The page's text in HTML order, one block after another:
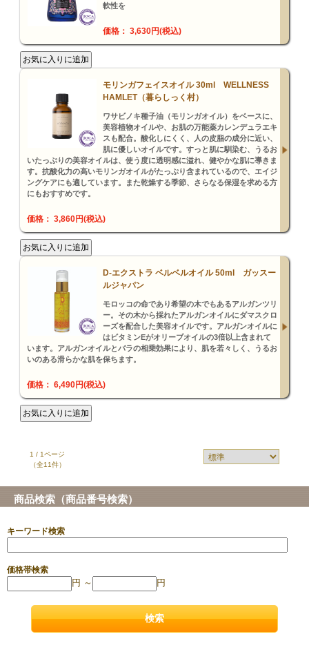
軟性を
価格： 3,630円(税込)
モリンガフェイスオイル 30ml WELLNESS
HAMLET（暮らしっく村）
ワサビノキ種子油（モリンガオイル）をベースに、
美容植物オイルや、お肌の万能薬カレンデュラエキ
スも配合。酸化しにくく、人の皮脂の成分に近い、
肌に優しいオイルです。すっと肌に馴染む、うるお
いたっぷりの美容オイルは、使う度に透明感に溢れ、健やかな肌に導きま
す。抗酸化力の高いモリンガオイルがたっぷり含まれているので、エイジ
ングケアにも適しています。また乾燥する季節、さらなる保湿を求める方
にもおすすめです。
価格： 3,860円(税込)
D-エクストラ ベルベルオイル 50ml ガッスー
ルジャパン
モロッコの命であり希望の木でもあるアルガンツリ
ー。その木から採れたアルガンオイルにダマスクロ
ーズを配合した美容オイルです。アルガンオイルに
はビタミンEがオリーブオイルの3倍以上含まれて
います。アルガンオイルとバラの相乗効果により、肌を若々しく、うるお
いのある滑らかな肌を保ちます。
価格： 6,490円(税込)
1 / 1ページ
（全11件）
商品検索（商品番号検索）
キーワード検索
価格帯検索
円 ～ 円